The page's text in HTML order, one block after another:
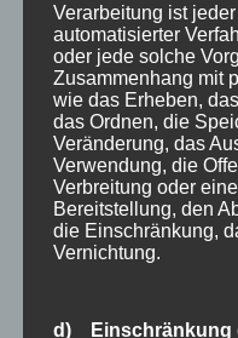
Ausgezeichnet von
Verarbeitung ist
automatisierter
oder jede solche
Zusammenhang mit
wie das Erheben,
das Ordnen, die
Veränderung, das
Verwendung, die
Verbreitung oder
Bereitstellung, den
die Einschränkung,
Vernichtung.
d) Einschränkung